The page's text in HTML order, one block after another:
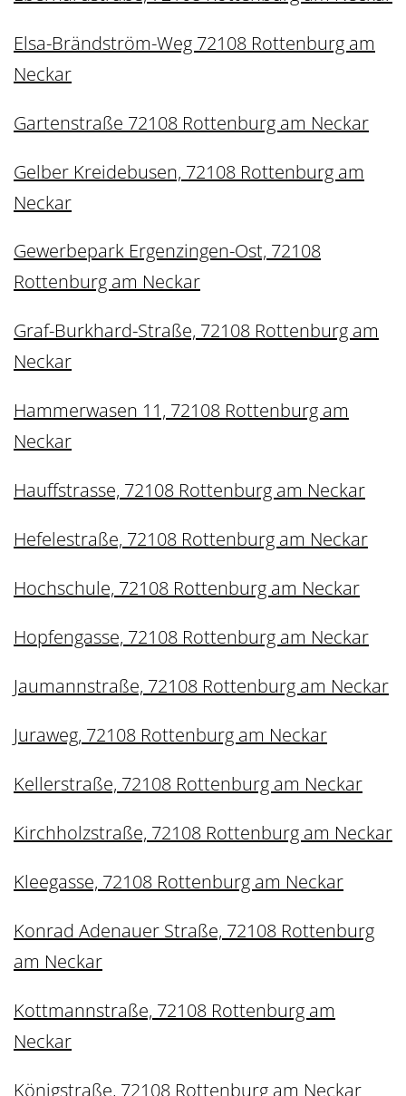
Elsa-Brändström-Weg 72108 Rottenburg am
Neckar
Gartenstraße 72108 Rottenburg am Neckar
Gelber Kreidebusen, 72108 Rottenburg am
Neckar
Gewerbepark Ergenzingen-Ost, 72108
Rottenburg am Neckar
Graf-Burkhard-Straße, 72108 Rottenburg am
Neckar
Hammerwasen 11, 72108 Rottenburg am
Neckar
Hauffstrasse, 72108 Rottenburg am Neckar
Hefelestraße, 72108 Rottenburg am Neckar
Hochschule, 72108 Rottenburg am Neckar
Hopfengasse, 72108 Rottenburg am Neckar
Jaumannstraße, 72108 Rottenburg am Neckar
Juraweg, 72108 Rottenburg am Neckar
Kellerstraße, 72108 Rottenburg am Neckar
Kirchholzstraße, 72108 Rottenburg am Neckar
Kleegasse, 72108 Rottenburg am Neckar
Konrad Adenauer Straße, 72108 Rottenburg
am Neckar
Kottmannstraße, 72108 Rottenburg am
Neckar
Königstraße, 72108 Rottenburg am Neckar